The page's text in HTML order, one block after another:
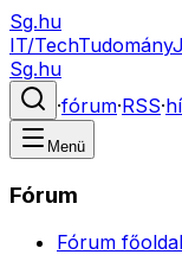
Sg.hu
IT/TechTudomány
Sg.hu
·fórum·RSS·
Menü
Fórum
Fórum főoldal